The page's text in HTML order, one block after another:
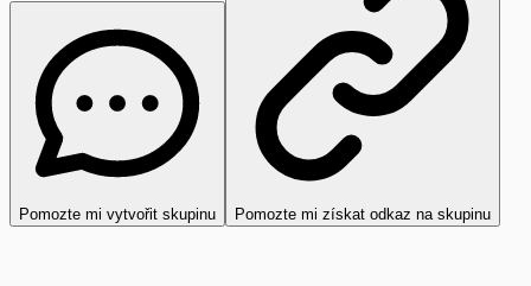
Pomozte mi vytvořit skupinu Pomozte mi získat odkaz na skupinu